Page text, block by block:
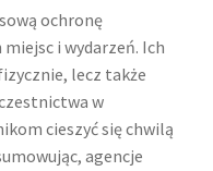
ochronę
i wydarzeń. Ich
lecz także
w
cieszyć się chwilą
agencje